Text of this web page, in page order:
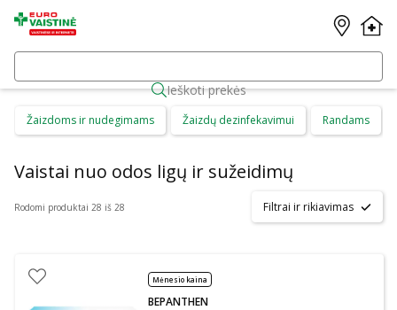
Ieškoti prekės
Žaizdoms ir nudegimams Žaizdų dezinfekavimui Randams
Vaistai nuo odos ligų ir sužeidimų
Rodomi produktai 28 iš 28 Filtrai ir rikiavimas
Mėnesio kaina
BEPANTHEN